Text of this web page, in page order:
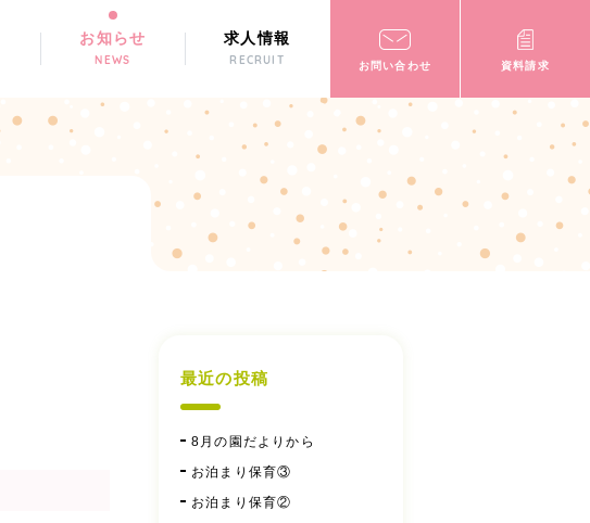
お知らせ
NEWS
求人情報
RECRUIT お問い合わせ 資料請求
最近の投稿
8月の園だよりから
お泊まり保育③
お泊まり保育②